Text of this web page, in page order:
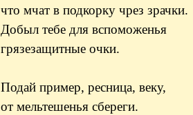
что мчат в подкорку чрез зрачки.
Добыл тебе для вспоможенья
грязезащитные очки.
Подай пример, ресница, веку,
от мельтешенья сбереги.